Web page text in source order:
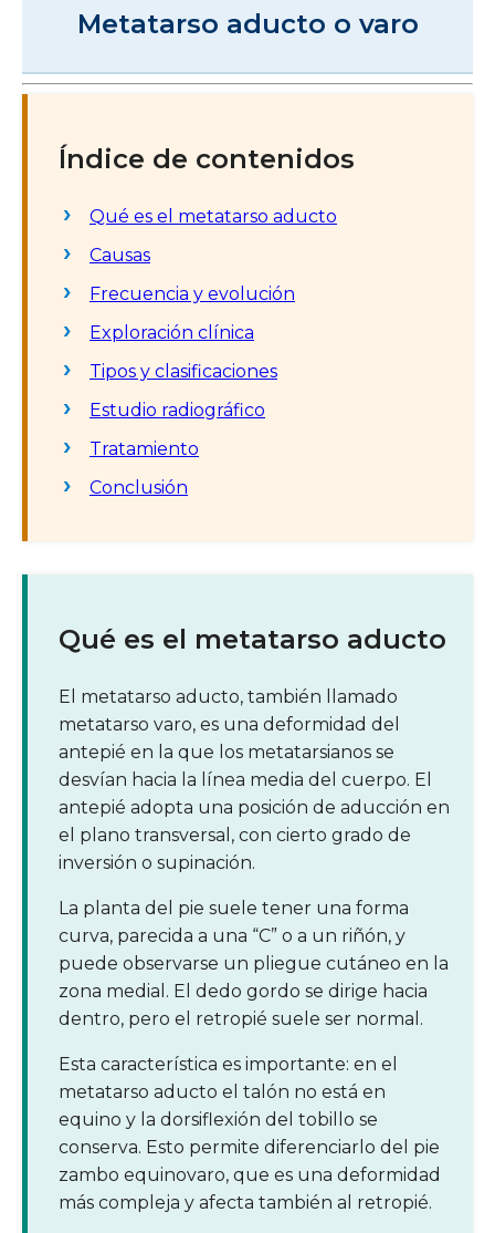
Metatarso aducto o varo
Índice de contenidos
Qué es el metatarso aducto
Causas
Frecuencia y evolución
Exploración clínica
Tipos y clasificaciones
Estudio radiográfico
Tratamiento
Conclusión
Qué es el metatarso aducto
El metatarso aducto, también llamado
metatarso varo, es una deformidad del
antepié en la que los metatarsianos se
desvían hacia la línea media del cuerpo. El
antepié adopta una posición de aducción en
el plano transversal, con cierto grado de
inversión o supinación.
La planta del pie suele tener una forma
curva, parecida a una “C” o a un riñón, y
puede observarse un pliegue cutáneo en la
zona medial. El dedo gordo se dirige hacia
dentro, pero el retropié suele ser normal.
Esta característica es importante: en el
metatarso aducto el talón no está en
equino y la dorsiflexión del tobillo se
conserva. Esto permite diferenciarlo del pie
zambo equinovaro, que es una deformidad
más compleja y afecta también al retropié.